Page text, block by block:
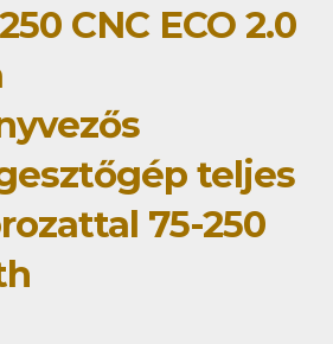
CNC ECO 2.0
teljes
75-250